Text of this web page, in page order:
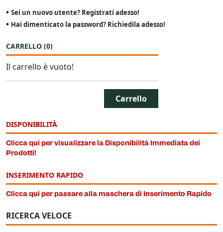
• Sei un nuovo utente? Registrati adesso!
• Hai dimenticato la password? Richiedila adesso!
CARRELLO (0)
Il carrello è vuoto!
Carrello
DISPONIBILITÀ
Clicca qui per visualizzare la Disponibilità Immediata dei
Prodotti!
INSERIMENTO RAPIDO
Clicca qui per passare alla maschera di Inserimento Rapido
RICERCA VELOCE